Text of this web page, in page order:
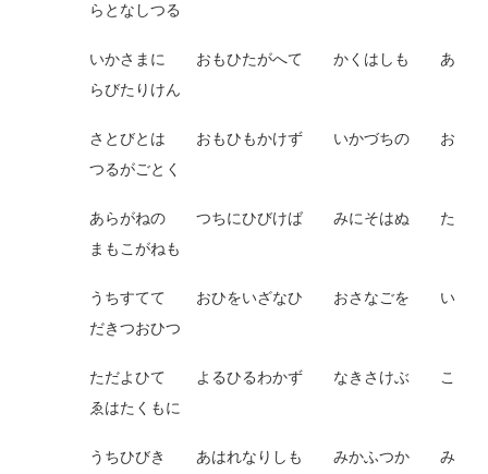
らとなしつる
いかさまに おもひたがへて かくはしも あ
らびたりけん
さとびとは おもひもかけず いかづちの お
つるがごとく
あらがねの つちにひびけば みにそはぬ た
まもこがねも
うちすてて おひをいざなひ おさなごを い
だきつおひつ
ただよひて よるひるわかず なきさけぶ こ
ゑはたくもに
うちひびき あはれなりしも みかふつか み